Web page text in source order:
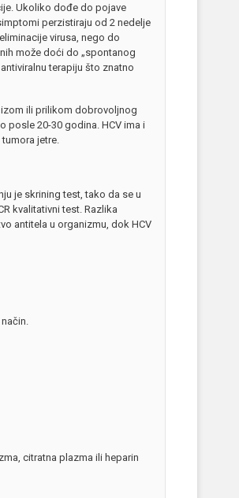
Ukoliko dođe do pojave
perzistiraju od 2 nedelje
virusa, nego do
može doći do „spontanog
terapiju što znatno
ili prilikom dobrovoljnog
posle 20-30 godina. HCV ima i
jetre.
je skrining test, tako da se u
kvalitativni test. Razlika
antitela u organizmu, dok HCV
citratna plazma ili heparin